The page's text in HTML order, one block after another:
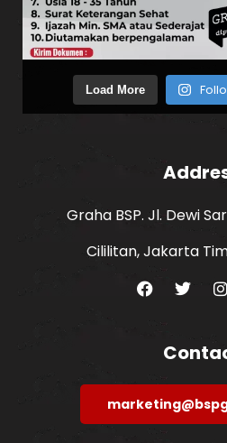
Load More
Graha BSP. Jl. Dewi
Cililitan, Jakarta